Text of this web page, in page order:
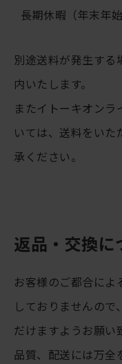
長期休暇（年末年
別途送料が発生す
内いたします。
またイトーキオン
いては、送料をいた
承ください。
返品・交換に
お客様のご都合に
しておりませんの
だけますようお願い
品質、配送には万全